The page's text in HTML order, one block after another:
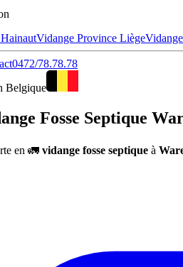
Vidange Province Liège
0472/78.78.78
Belgique
Fosse Septique
en 🚛 vidange fosse septique à